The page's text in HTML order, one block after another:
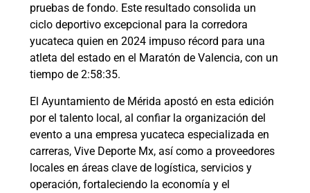
pruebas de fondo. Este resultado consolida un
ciclo deportivo excepcional para la corredora
yucateca quien en 2024 impuso récord para una
atleta del estado en el Maratón de Valencia, con un
tiempo de 2:58:35.
El Ayuntamiento de Mérida apostó en esta edición
por el talento local, al confiar la organización del
evento a una empresa yucateca especializada en
carreras, Vive Deporte Mx, así como a proveedores
locales en áreas clave de logística, servicios y
operación, fortaleciendo la economía y el